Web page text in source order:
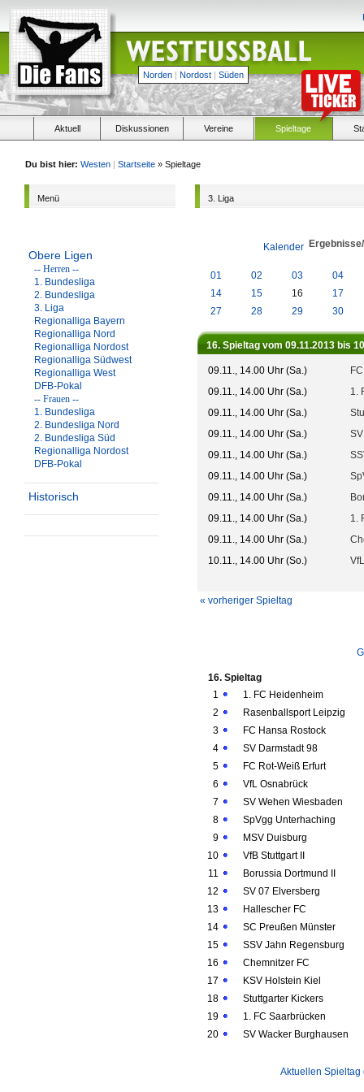
Norden | Nordost | Süden
Aktuell Diskussionen Vereine Spieltage
Du bist hier: Westen | Startseite » Spieltage
Menü
Obere Ligen
-- Herren --
1. Bundesliga
2. Bundesliga
3. Liga
Regionalliga Bayern
Regionalliga Nord
Regionalliga Nordost
Regionalliga Südwest
Regionalliga West
DFB-Pokal
-- Frauen --
1. Bundesliga
2. Bundesliga Nord
2. Bundesliga Süd
Regionalliga Nordost
DFB-Pokal
Historisch
3. Liga
Kalender
01 02 03
04
14
15 16
17
27
28 29 30
16. Spieltag vom 09.11.2013 bis
09.11., 14.00 Uhr (Sa.)
09.11., 14.00 Uhr (Sa.)
1.
09.11., 14.00 Uhr (Sa.)
09.11., 14.00 Uhr (Sa.)
09.11., 14.00 Uhr (Sa.)
09.11., 14.00 Uhr (Sa.)
09.11., 14.00 Uhr (Sa.)
09.11., 14.00 Uhr (Sa.)
1.
09.11., 14.00 Uhr (Sa.)
10.11., 14.00 Uhr (So.)
« vorheriger Spieltag
16. Spieltag
1
1. FC Heidenheim
2
Rasenballsport Leipzig
3
FC Hansa Rostock
4
SV Darmstadt 98
5
FC Rot-Weiß Erfurt
6
VfL Osnabrück
7
SV Wehen Wiesbaden
8
SpVgg Unterhaching
9
MSV Duisburg
10
VfB Stuttgart II
11
Borussia Dortmund II
12
SV 07 Elversberg
13
Hallescher FC
14
SC Preußen Münster
15
SSV Jahn Regensburg
16
Chemnitzer FC
17
KSV Holstein Kiel
18
Stuttgarter Kickers
19
1. FC Saarbrücken
20
SV Wacker Burghausen
Aktuellen Spieltag